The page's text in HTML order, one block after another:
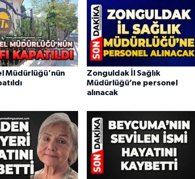
Müdürlüğü'nün
Zonguldak İl Sağlık
Müdürlüğü’ne personel
alınacak